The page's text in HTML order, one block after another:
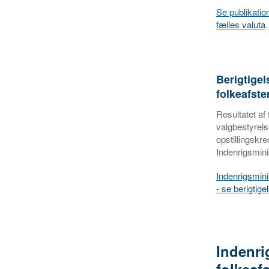
Se
fælles valuta.
Resultatet af
- se